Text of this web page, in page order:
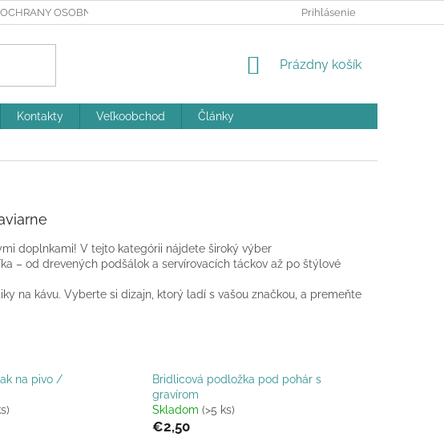
OSOBNÝCH ÚDAJOV A POUČENIE O COOKIES REKLAMAČNÝ PORIADOK
Prihlásenie
NÁKUPNÝ
Prázdny košík
Kontakty Veľkoobchod Články
doplnkami! V tejto kategórii nájdete široký výber
– od drevených podšálok a servírovacích táckov až po štýlové
na kávu. Vyberte si dizajn, ktorý ladí s vašou značkou, a premeňte
na pivo /
Bridlicová podložka pod pohár s
gravírom
Skladom (>5 ks)
€2,50